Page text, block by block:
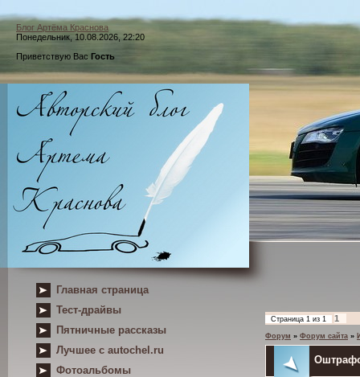
Блог Артёма Краснова
Понедельник, 10.08.2026, 22:20
Приветствую Вас Гость
Главная страница
Тест-драйвы
Пятничные рассказы
Лучшее с autochel.ru
Фотоальбомы
Страница 1 из 1 1
Форум » Форум сайта »